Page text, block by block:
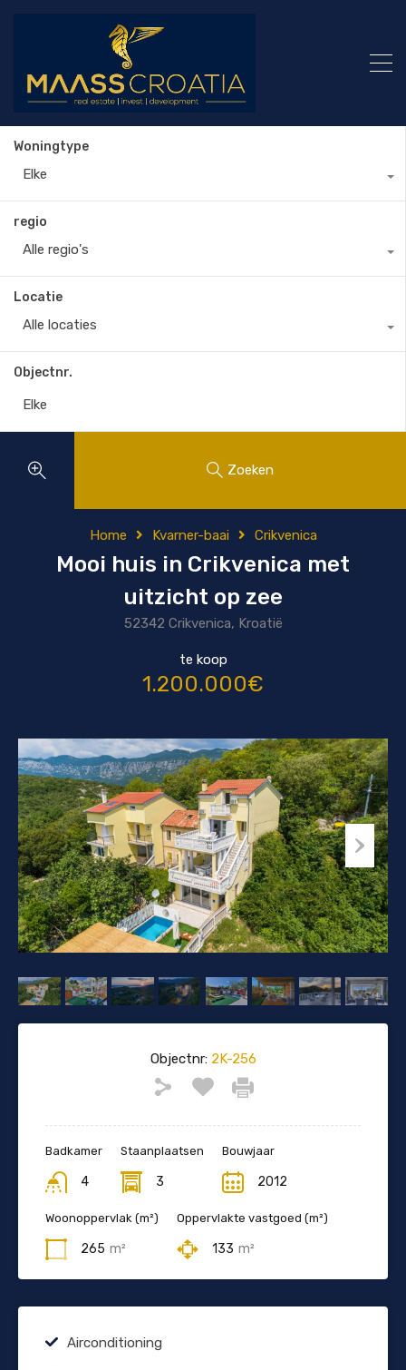
Woningtype
Elke
regio
Alle regio's
Locatie
Alle locaties
Objectnr.
Zoeken
Home Kvarner-baai Crikvenica
Mooi huis in Crikvenica met
uitzicht op zee
52342 Crikvenica, Kroatië
te koop
1.200.000€
Objectnr:2K-256
Badkamer
4
Staanplaatsen
3
Bouwjaar
2012
Woonoppervlak (m²)
265 m²
Oppervlakte vastgoed (m²)
133 m²
Airconditioning